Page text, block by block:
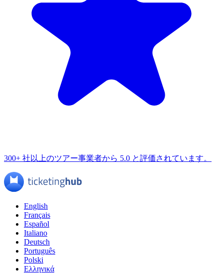
300+ 社以上のツアー事業者から 5.0 と評価されています。
English
Français
Español
Italiano
Deutsch
Português
Polski
Ελληνικά